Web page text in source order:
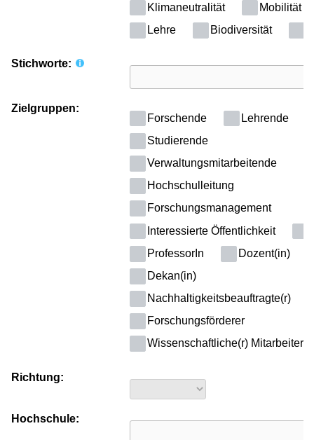
Klimaneutralität
Mobilität
Lehre
Biodiversität
Stichworte:
Zielgruppen:
Forschende
Lehrende
Studierende
Verwaltungsmitarbeitende
Hochschulleitung
Forschungsmanagement
Interessierte Öffentlichkeit
ProfessorIn
Dozent(in)
Dekan(in)
Nachhaltigkeitsbeauftragte(r)
Forschungsförderer
Wissenschaftliche(r)
Richtung:
Hochschule: